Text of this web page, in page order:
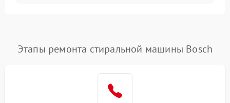
Замена платы управления Подробнее →
Этапы ремонта стиральной машины Bosch